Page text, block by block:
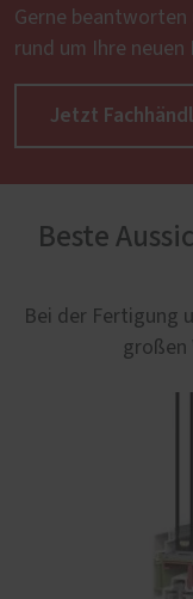
Gerne beantworten
rund um Ihre neuen
Jetzt
Beste
Bei der Fertigung
großen